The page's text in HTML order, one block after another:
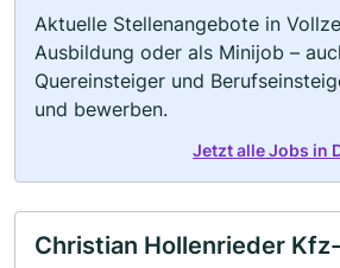
Aktuelle Stellenangebote in
Ausbildung oder als Minijob –
Quereinsteiger und
und bewerben.
Jetzt alle Jobs in
Christian Hollenrieder